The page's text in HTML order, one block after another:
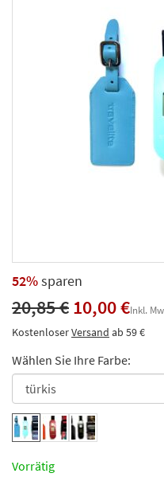
52%sparen
20,85 €10,00 €Inkl.
KostenloserVersand ab 59 €
Wählen Sie Ihre Farbe:
Vorrätig